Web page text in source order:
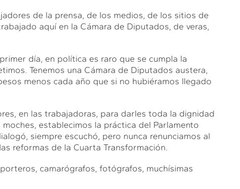
de la prensa, de los medios, de los sitios de
aquí en la Cámara de Diputados, de veras,
día, en política es raro que se cumpla la
Tenemos una Cámara de Diputados austera,
menos cada año que si no hubiéramos llegado
en las trabajadoras, para darles toda la dignidad
establecimos la práctica del Parlamento
siempre escuchó, pero nunca renunciamos al
reformas de la Cuarta Transformación.
camarógrafos, fotógrafos, muchísimas